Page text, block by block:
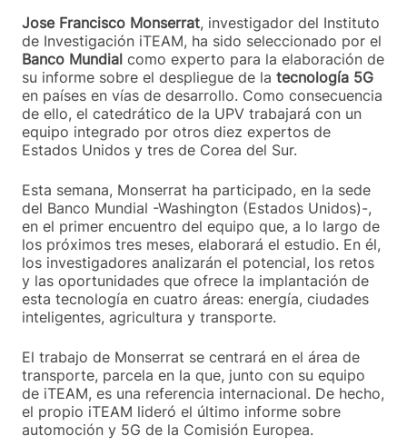
Jose Francisco Monserrat, investigador del Instituto
de Investigación iTEAM, ha sido seleccionado por el
Banco Mundial como experto para la elaboración de
su informe sobre el despliegue de la tecnología 5G
en países en vías de desarrollo. Como consecuencia
de ello, el catedrático de la UPV trabajará con un
equipo integrado por otros diez expertos de
Estados Unidos y tres de Corea del Sur.
Esta semana, Monserrat ha participado, en la sede
del Banco Mundial -Washington (Estados Unidos)-,
en el primer encuentro del equipo que, a lo largo de
los próximos tres meses, elaborará el estudio. En él,
los investigadores analizarán el potencial, los retos
y las oportunidades que ofrece la implantación de
esta tecnología en cuatro áreas: energía, ciudades
inteligentes, agricultura y transporte.
El trabajo de Monserrat se centrará en el área de
transporte, parcela en la que, junto con su equipo
de iTEAM, es una referencia internacional. De hecho,
el propio iTEAM lideró el último informe sobre
automoción y 5G de la Comisión Europea.